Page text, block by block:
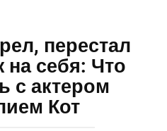
перестал
себя: Что
с актером
Кот